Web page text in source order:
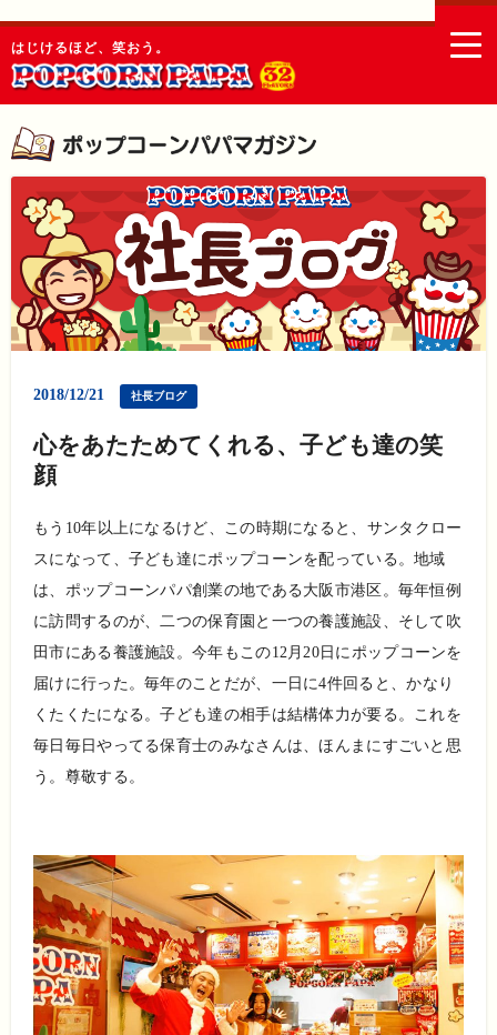
はじけるほど、笑おう。
2018/12/21 社長ブログ
心をあたためてくれる、子ども達の笑
顔
もう 10年以上になるけど、この時期になると、サンタクロー
スになって、子ども達にポップコーンを配っている。地域
は、ポップコーンパパ創業の地である大阪市港区。毎年恒例
に訪問するのが、二つの保育園と一つの養護施設、そして吹
田市にある養護施設。今年もこの12 月 20日にポップコーンを
届けに行った。毎年のことだが、一日に4件回ると、かなり
くたくたになる。子ども達の相手は結構体力が要る。これを
毎日毎日やってる保育士のみなさんは、ほんまにすごいと思
う。尊敬する。